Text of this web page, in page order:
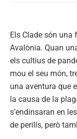
Els Clade són una
Avalònia. Quan
els cultius de
mou el seu món,
una aventura que
la causa de la
s’endinsaran en
de perills, però